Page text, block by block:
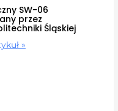
SW-06
przez
Śląskiej
»